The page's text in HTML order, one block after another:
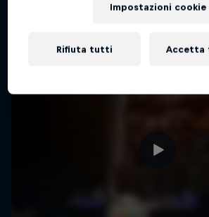
Impostazioni cookie
Rifiuta tutti Accetta